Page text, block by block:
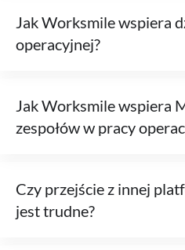
Jak Worksmile wspiera
operacyjnej?
Jak Worksmile wspiera
zespołów w pracy
Czy przejście z innej
jest trudne?